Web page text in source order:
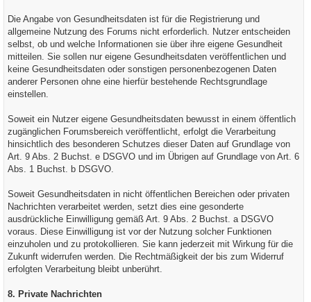
Die Angabe von Gesundheitsdaten ist für die Registrierung und
allgemeine Nutzung des Forums nicht erforderlich. Nutzer entscheiden
selbst, ob und welche Informationen sie über ihre eigene Gesundheit
mitteilen. Sie sollen nur eigene Gesundheitsdaten veröffentlichen und
keine Gesundheitsdaten oder sonstigen personenbezogenen Daten
anderer Personen ohne eine hierfür bestehende Rechtsgrundlage
einstellen.
Soweit ein Nutzer eigene Gesundheitsdaten bewusst in einem öffentlich
zugänglichen Forumsbereich veröffentlicht, erfolgt die Verarbeitung
hinsichtlich des besonderen Schutzes dieser Daten auf Grundlage von
Art. 9 Abs. 2 Buchst. e DSGVO und im Übrigen auf Grundlage von Art. 6
Abs. 1 Buchst. b DSGVO.
Soweit Gesundheitsdaten in nicht öffentlichen Bereichen oder privaten
Nachrichten verarbeitet werden, setzt dies eine gesonderte
ausdrückliche Einwilligung gemäß Art. 9 Abs. 2 Buchst. a DSGVO
voraus. Diese Einwilligung ist vor der Nutzung solcher Funktionen
einzuholen und zu protokollieren. Sie kann jederzeit mit Wirkung für die
Zukunft widerrufen werden. Die Rechtmäßigkeit der bis zum Widerruf
erfolgten Verarbeitung bleibt unberührt.
8. Private Nachrichten